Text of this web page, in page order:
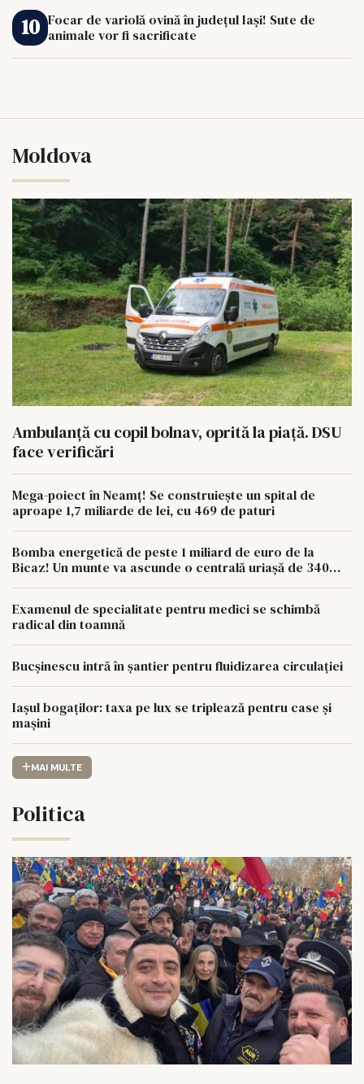
Focar de variolă ovină în județul Iași! Sute de
animale vor fi sacrificate
Moldova
Ambulanță cu copil bolnav, oprită la piață. DSU
face verificări
Mega-poiect în Neamț! Se construiește un spital de
aproape 1,7 miliarde de lei, cu 469 de paturi
Bomba energetică de peste 1 miliard de euro de la
Bicaz! Un munte va ascunde o centrală uriașă de 340
Examenul de specialitate pentru medici se schimbă
radical din toamnă
Bucșinescu intră în șantier pentru fluidizarea circulației
Iașul bogaților: taxa pe lux se triplează pentru case și
mașini
MAI MULTE
Politica